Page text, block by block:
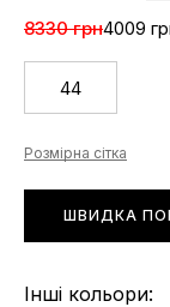
8330 грн4009
44
Розмірна сітка
ШВИДКА
Інші кольори: